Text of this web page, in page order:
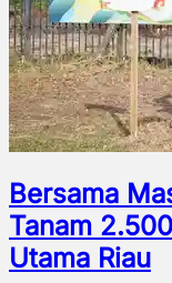
Bersama
Tanam
Utama Riau